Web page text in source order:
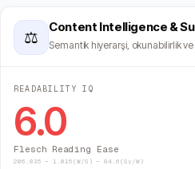
⚖
Content Intelligence &
Semantik hiyerarşi, okunabilirlik
READABILITY IQ
6.0
Flesch Reading Ease
206.835 − 1.015(W/S) − 84.6(Sy/W)